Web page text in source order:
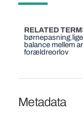
RELATED
børnepasning
balance mellem
forældreorlov
Metadata